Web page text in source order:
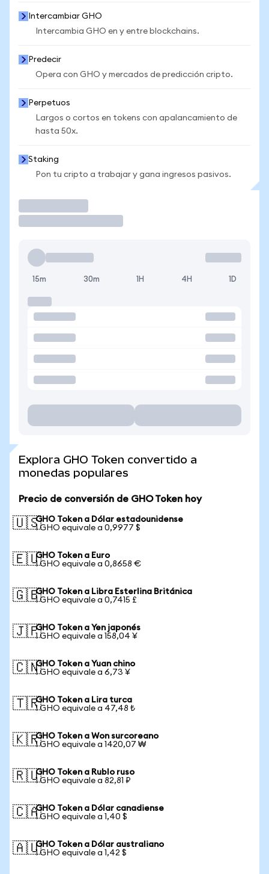
Intercambiar GHO
Intercambia GHO en y entre blockchains.
Predecir
Opera con GHO y mercados de predicción cripto.
Perpetuos
Largos o cortos en tokens con apalancamiento de
hasta 50x.
Staking
Pon tu cripto a trabajar y gana ingresos pasivos.
15m 30m 1H 4H 1D
Explora GHO Token convertido a
monedas populares
Precio de conversión de GHO Token hoy
🇺🇸GHO Token a Dólar estadounidense
1 GHO equivale a 0,9977 $
🇪🇺GHO Token a Euro
1 GHO equivale a 0,8658 €
🇬🇧GHO Token a Libra Esterlina Británica
1 GHO equivale a 0,7415 £
🇯🇵GHO Token a Yen japonés
1 GHO equivale a 158,04 ¥
🇨🇳GHO Token a Yuan chino
1 GHO equivale a 6,73 ¥
🇹🇷GHO Token a Lira turca
1 GHO equivale a 47,48 ₺
🇰🇷GHO Token a Won surcoreano
1 GHO equivale a 1420,07 ₩
🇷🇺GHO Token a Rublo ruso
1 GHO equivale a 82,81 ₽
🇨🇦GHO Token a Dólar canadiense
1 GHO equivale a 1,40 $
🇦🇺GHO Token a Dólar australiano
1 GHO equivale a 1,42 $